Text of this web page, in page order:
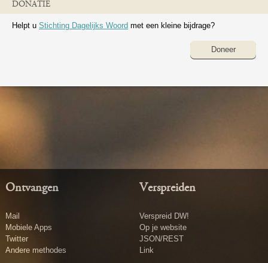
DONATIE
Helpt u Stichting Dagelijks Woord met een kleine bijdrage?
Doneer
Ontvangen
Mail
Mobiele Apps
Twitter
Andere methodes
Verspreiden
Verspreid DW!
Op je website
JSON/REST
Link